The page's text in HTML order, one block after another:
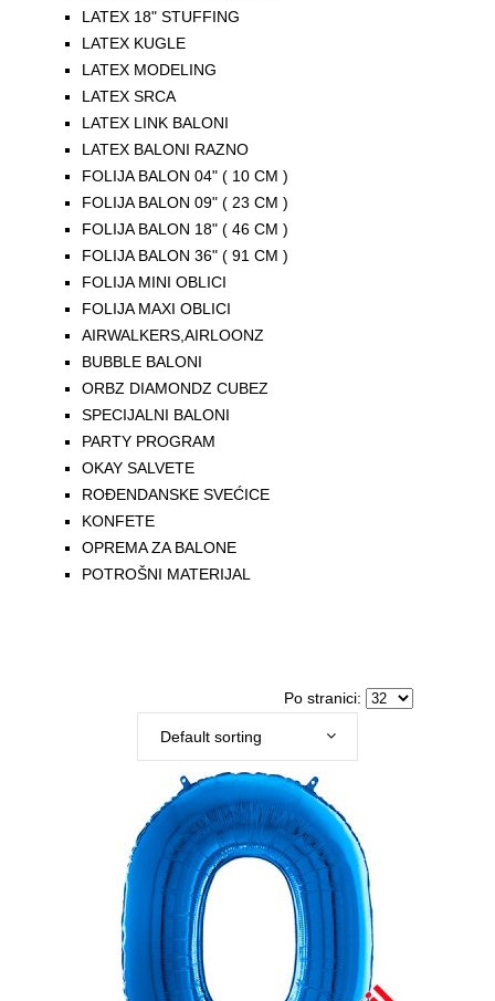
LATEX 18" STUFFING
LATEX KUGLE
LATEX MODELING
LATEX SRCA
LATEX LINK BALONI
LATEX BALONI RAZNO
FOLIJA BALON 04" ( 10 CM )
FOLIJA BALON 09" ( 23 CM )
FOLIJA BALON 18" ( 46 CM )
FOLIJA BALON 36" ( 91 CM )
FOLIJA MINI OBLICI
FOLIJA MAXI OBLICI
AIRWALKERS,AIRLOONZ
BUBBLE BALONI
ORBZ DIAMONDZ CUBEZ
SPECIJALNI BALONI
PARTY PROGRAM
OKAY SALVETE
ROĐENDANSKE SVEĆICE
KONFETE
OPREMA ZA BALONE
POTROŠNI MATERIJAL
Po stranici:
Default sorting